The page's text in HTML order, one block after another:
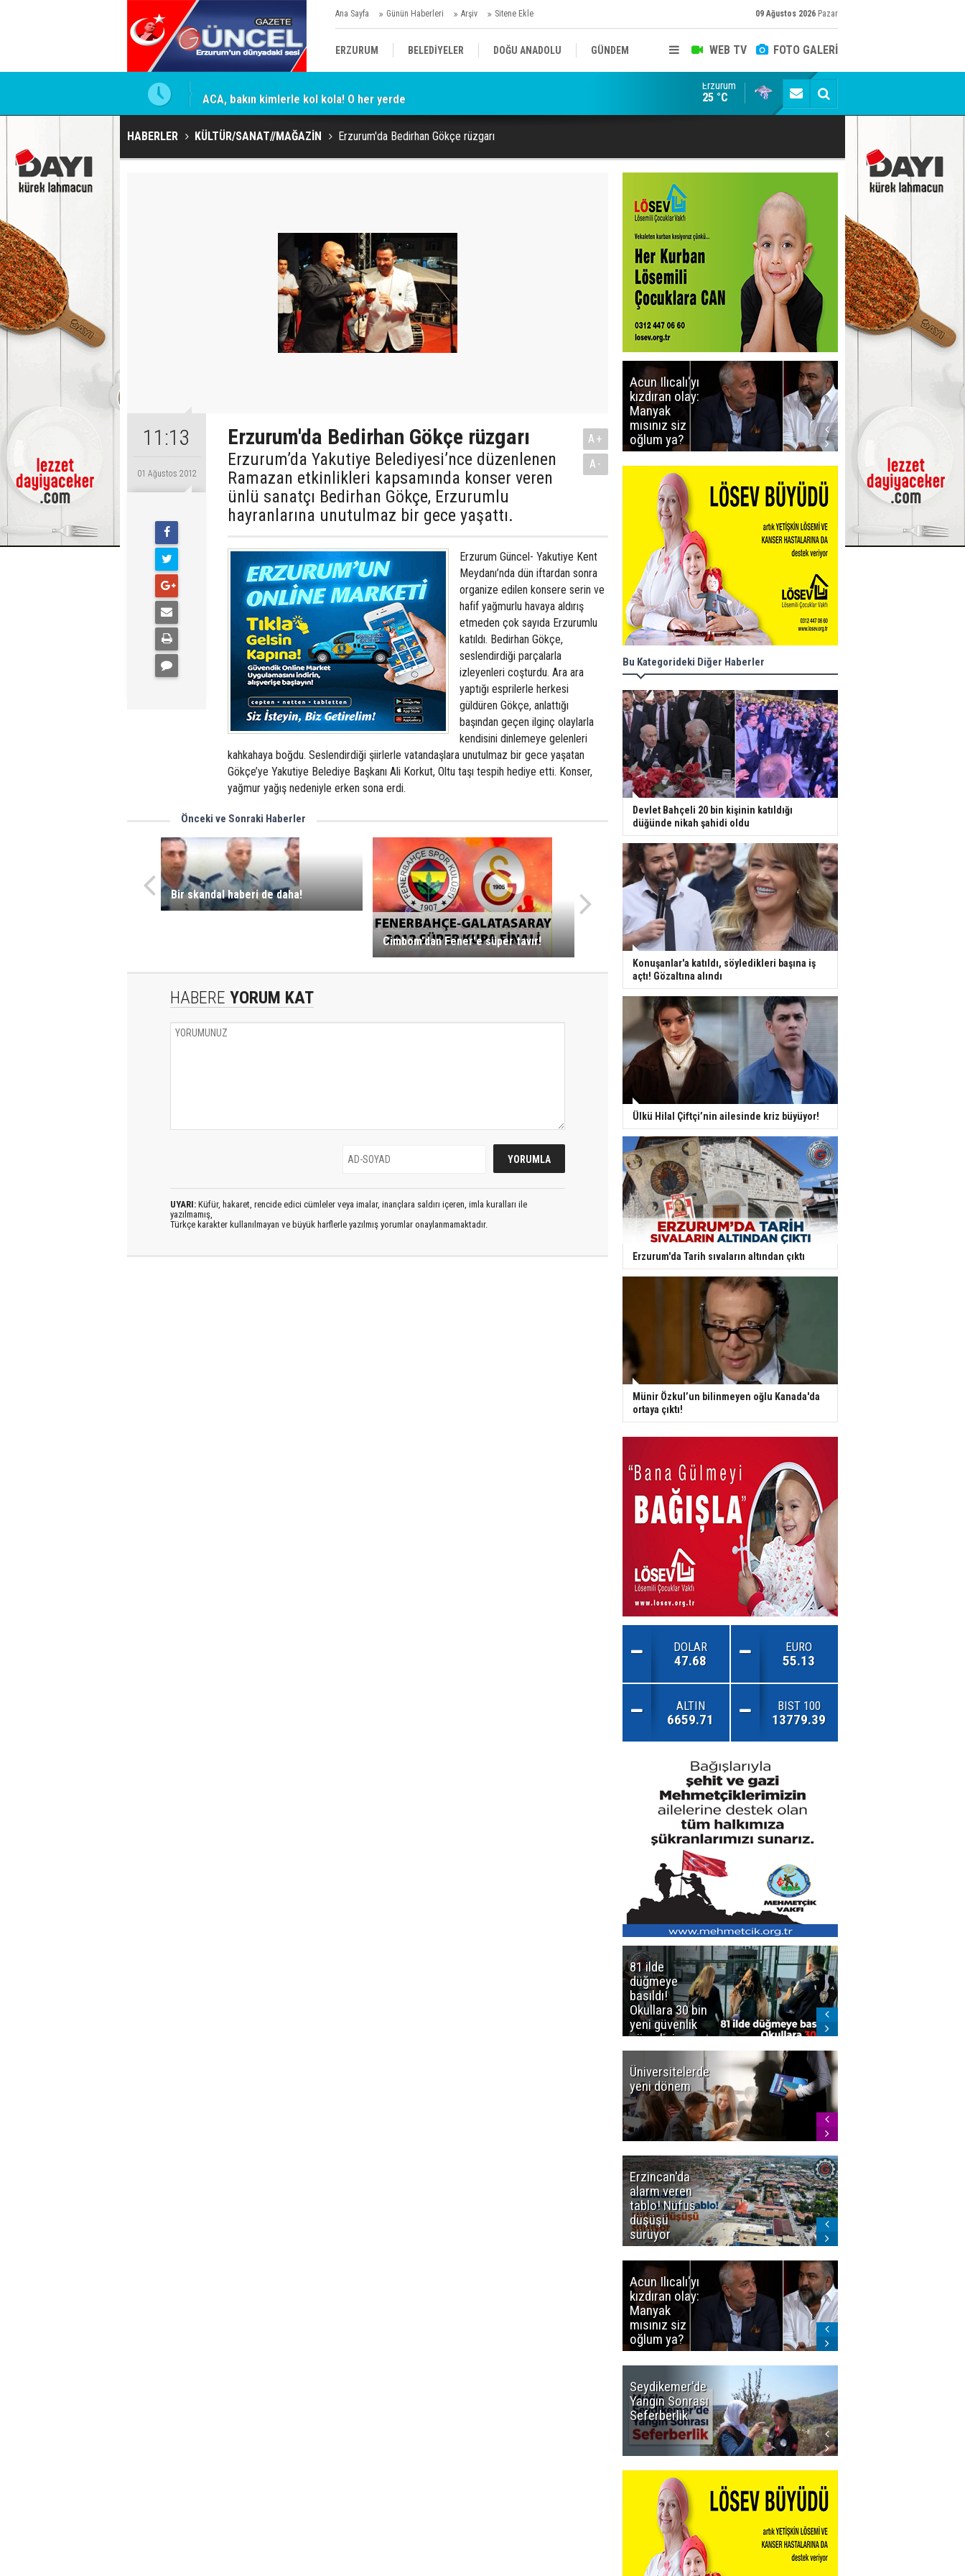
Ana Sayfa Günün Haberleri Arşiv Sitene Ekle 09 Ağustos 2026 Pazar
WEB TV FOTO GALERİ
ERZURUM BELEDİYELER DOĞU ANADOLU GÜNDEM
SİYASET
KÜLTÜR/SANAT//MAĞAZİN BODRUM
ACA, bakın kimlerle kol kola! O her yerde ADALET BAKANI AKIN GÜRLEK'E AÇIK İHBAR!
Erzurum
25 °C
HABERLER KÜLTÜR/SANAT//MAĞAZİN Erzurum'da Bedirhan Gökçe rüzgarı
11:13
01 Ağustos 2012
Erzurum'da Bedirhan Gökçe rüzgarı
Erzurum’da Yakutiye Belediyesi’nce düzenlenen
Ramazan etkinlikleri kapsamında konser veren
ünlü sanatçı Bedirhan Gökçe, Erzurumlu
hayranlarına unutulmaz bir gece yaşattı.
A+
A-
Erzurum Güncel- Yakutiye Kent
Meydanı’nda dün iftardan sonra
organize edilen konsere serin ve
hafif yağmurlu havaya aldırış
etmeden çok sayıda Erzurumlu
katıldı. Bedirhan Gökçe,
seslendirdiği parçalarla
izleyenleri coşturdu. Ara ara
yaptığı esprilerle herkesi
güldüren Gökçe, anlattığı
başından geçen ilginç olaylarla
kendisini dinlemeye gelenleri
kahkahaya boğdu. Seslendirdiği şiirlerle vatandaşlara unutulmaz bir gece yaşatan
Gökçe’ye Yakutiye Belediye Başkanı Ali Korkut, Oltu taşı tespih hediye etti. Konser,
yağmur yağış nedeniyle erken sona erdi.
Önceki ve Sonraki Haberler
Bir skandal haberi de daha!
Cimbom'dan Fener'e süper tavır!
HABERE YORUM KAT
UYARI: Küfür, hakaret, rencide edici cümleler veya imalar, inançlara saldırı içeren, imla kuralları ile
yazılmamış,
Türkçe karakter kullanılmayan ve büyük harflerle yazılmış yorumlar onaylanmamaktadır.
Acun Ilıcalı'yı
kızdıran olay:
Manyak
mısınız siz
oğlum ya?
buluşma
Bu Kategorideki Diğer Haberler
Devlet Bahçeli 20 bin kişinin katıldığı
düğünde nikah şahidi oldu
Konuşanlar'a katıldı, söyledikleri başına iş
açtı! Gözaltına alındı
Ülkü Hilal Çiftçi’nin ailesinde kriz büyüyor!
Erzurum'da Tarih sıvaların altından çıktı
Münir Özkul’un bilinmeyen oğlu Kanada'da
ortaya çıktı!
DOLAR
47.68
EURO
55.13
ALTIN
6659.71
BIST 100
13779.39
81 ilde
düğmeye
basıldı!
Okullara 30 bin
yeni güvenlik
görevlisi
Üniversitelerde
yeni dönem
Erzincan'da
alarm veren
tablo! Nüfus
düşüşü
sürüyor
Acun Ilıcalı'yı
kızdıran olay:
Manyak
mısınız siz
oğlum ya?
Seydikemer'de
Yangın Sonrası
Seferberlik